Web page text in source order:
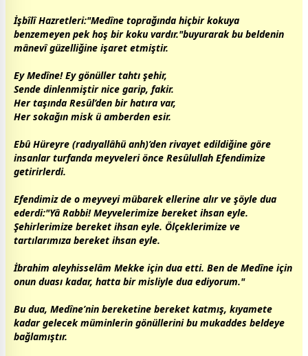
İşbîlî Hazretleri:"Medîne toprağında hiçbir kokuya
benzemeyen pek hoş bir koku vardır."buyurarak bu beldenin
mânevî güzelliğine işaret etmiştir.
Ey Medîne! Ey gönüller tahtı şehir,
Sende dinlenmiştir nice garip, fakir.
Her taşında Resûl’den bir hatıra var,
Her sokağın misk ü amberden esir.
Ebû Hüreyre (radıyallâhü anh)’den rivayet edildiğine göre
insanlar turfanda meyveleri önce Resûlullah Efendimize
getirirlerdi.
Efendimiz de o meyveyi mübarek ellerine alır ve şöyle dua
ederdi:"Yâ Rabbi! Meyvelerimize bereket ihsan eyle.
Şehirlerimize bereket ihsan eyle. Ölçeklerimize ve
tartılarımıza bereket ihsan eyle.
İbrahim aleyhisselâm Mekke için dua etti. Ben de Medîne için
onun duası kadar, hatta bir misliyle dua ediyorum."
Bu dua, Medîne’nin bereketine bereket katmış, kıyamete
kadar gelecek müminlerin gönüllerini bu mukaddes beldeye
bağlamıştır.